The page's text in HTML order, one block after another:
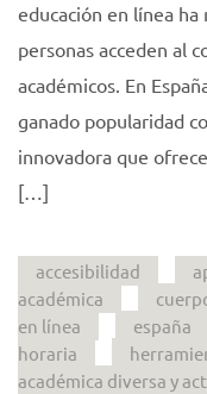
educación en línea
personas acceden al
académicos. En
ganado popularidad
innovadora que
[…]
accesibilidad
académica
en línea
españa
horaria
académica diversa y